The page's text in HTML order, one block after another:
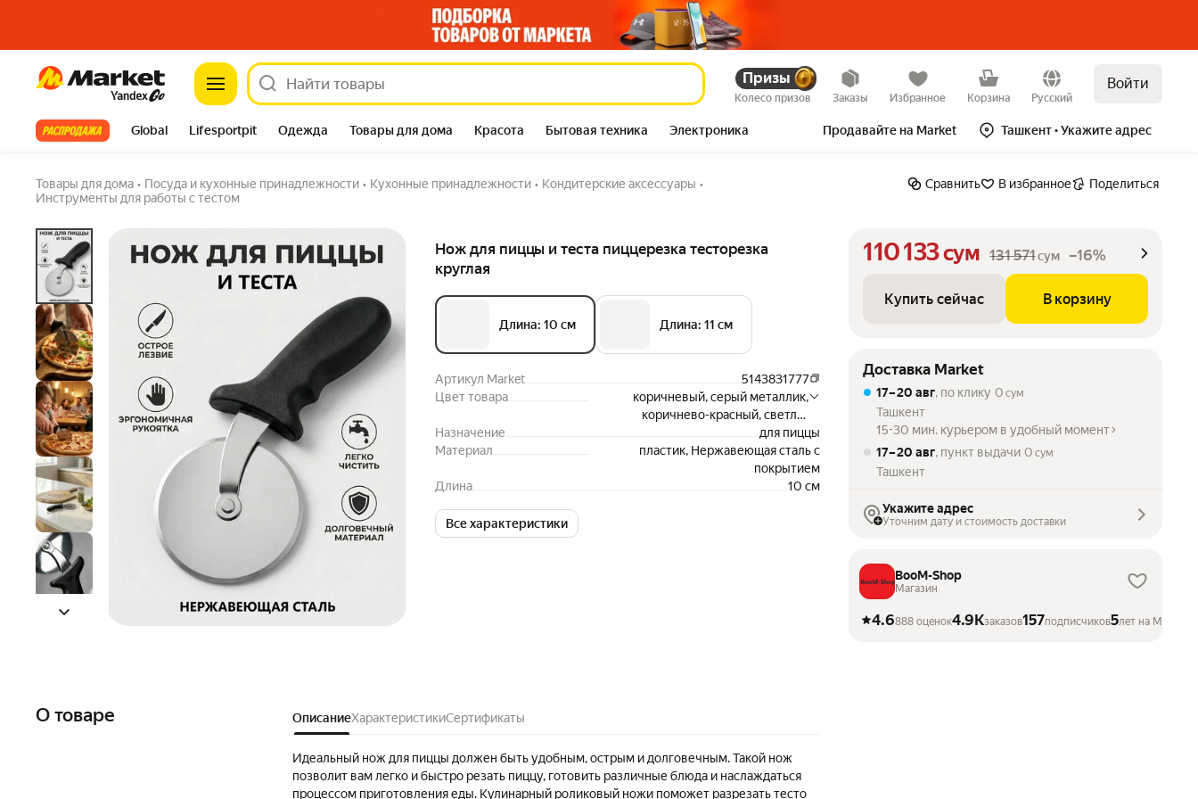
Market Призы
Колесо призов Заказы Избранное Корзина Русский
Войти
Все хиты Global Lifesportpit Одежда Товары для дома Красота Бытовая техника Электроника Продавайте на Market Ташкент• Укажите адрес
Товары для дома • Посуда и кухонные принадлежности • Кухонные принадлежности • Кондитерские аксессуары •
Инструменты для работы с тестом
Сравнить В избранное Поделиться
Нож для пиццы и теста пиццерезка тесторезка
круглая
Длина: 10 см Длина: 11 см
Артикул Market
5143831777
Цвет товара
коричневый, серый металлик,
коричнево-красный, светло-
коричневый, черный
Назначение
для пиццы
Материал
пластик, Нержавеющая сталь с
покрытием
Длина
10 см
Все характеристики
110 133сум 131 571сум –16%
Купить сейчас В корзину
Нож для пиццы и теста пиццерезка тесторезка круглая
Задать вопрос сум 131 571сум –16% Купить сейчас В корзину
Доставка Market
17 – 20 авг, по клику 0 сум
Ташкент
15-30 мин. курьером в удобный момент
17 – 20 авг, пункт выдачи 0 сум
Ташкент
Укажите адрес
Уточним дату и стоимость доставки
BooM-Shop
Магазин
4.6888 оценок4.9Kзаказов157подписчиков5лет на Маркете
О товаре ОписаниеХарактеристикиСертификаты
Идеальный нож для пиццы должен быть удобным, острым и долговечным. Такой нож
позволит вам легко и быстро резать пиццу, готовить различные блюда и наслаждаться
процессом приготовления еды. Кулинарный роликовый ножи поможет разрезать тесто